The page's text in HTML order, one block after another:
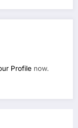
Profile now.